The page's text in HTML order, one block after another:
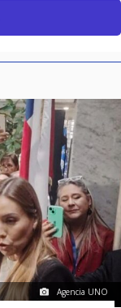
Agencia UNO